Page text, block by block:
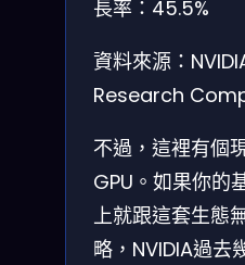
長率：45.5%
資料來源：
Research
不過，這裡有個
GPU。如果你的
上就跟這套生態
略，NVIDIA過去